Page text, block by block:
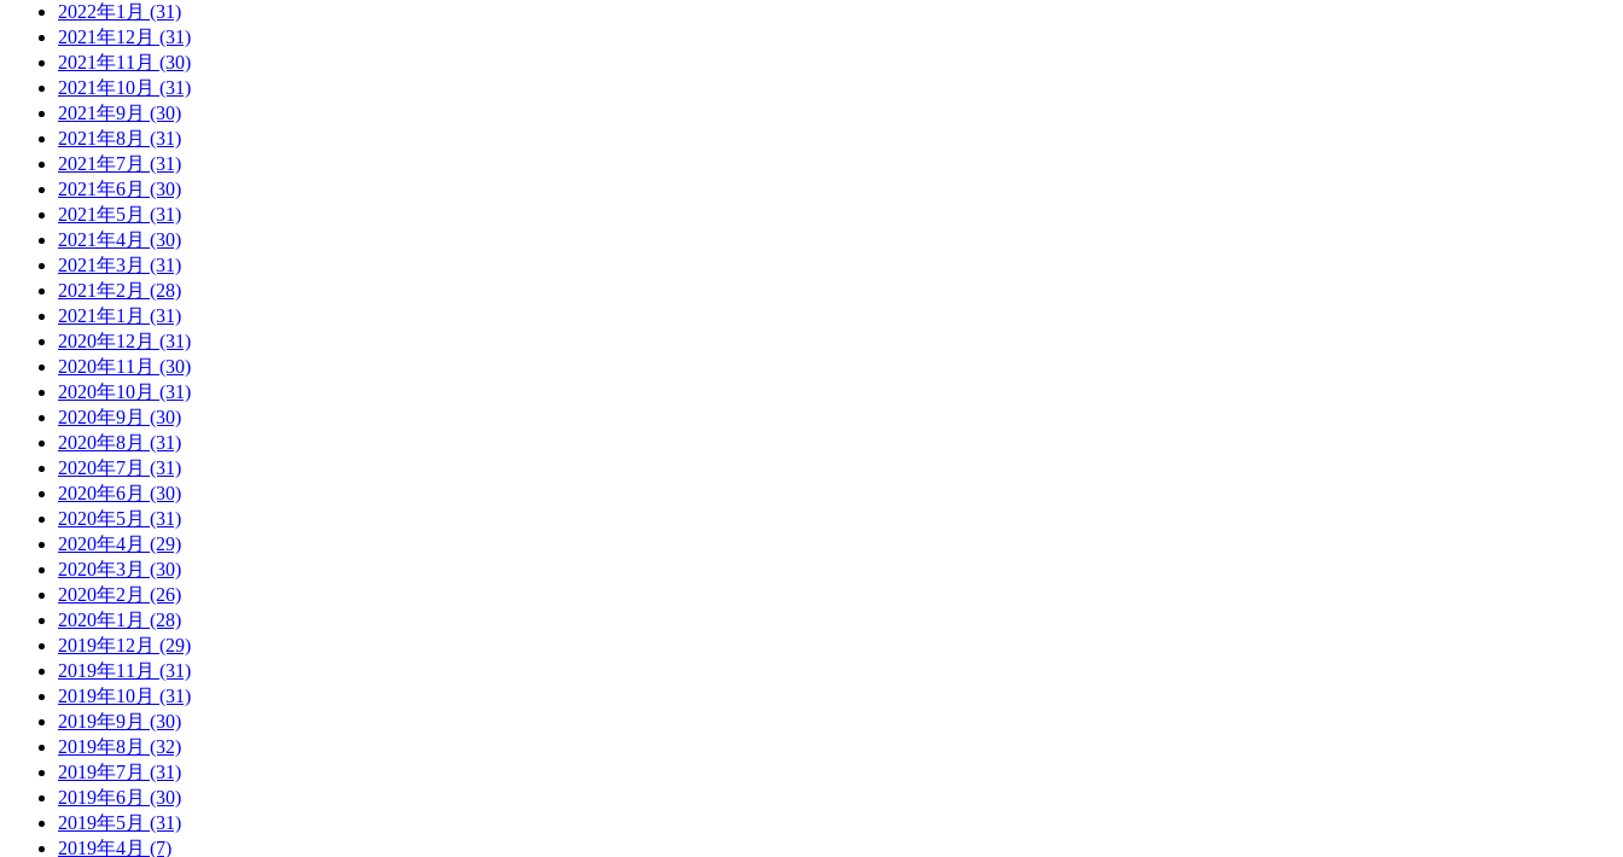
2022年1月 (31)
2021年12月 (31)
2021年11月 (30)
2021年10月 (31)
2021年9月 (30)
2021年8月 (31)
2021年7月 (31)
2021年6月 (30)
2021年5月 (31)
2021年4月 (30)
2021年3月 (31)
2021年2月 (28)
2021年1月 (31)
2020年12月 (31)
2020年11月 (30)
2020年10月 (31)
2020年9月 (30)
2020年8月 (31)
2020年7月 (31)
2020年6月 (30)
2020年5月 (31)
2020年4月 (29)
2020年3月 (30)
2020年2月 (26)
2020年1月 (28)
2019年12月 (29)
2019年11月 (31)
2019年10月 (31)
2019年9月 (30)
2019年8月 (32)
2019年7月 (31)
2019年6月 (30)
2019年5月 (31)
2019年4月 (7)